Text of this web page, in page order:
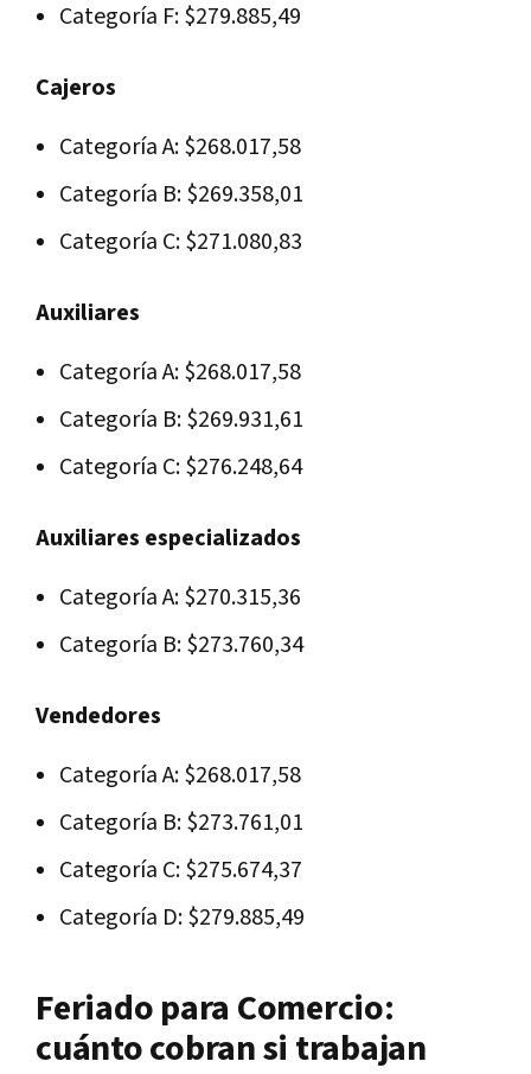
Categoría F: $279.885,49
Cajeros
Categoría A: $268.017,58
Categoría B: $269.358,01
Categoría C: $271.080,83
Auxiliares
Categoría A: $268.017,58
Categoría B: $269.931,61
Categoría C: $276.248,64
Auxiliares especializados
Categoría A: $270.315,36
Categoría B: $273.760,34
Vendedores
Categoría A: $268.017,58
Categoría B: $273.761,01
Categoría C: $275.674,37
Categoría D: $279.885,49
Feriado para Comercio:
cuánto cobran si trabajan